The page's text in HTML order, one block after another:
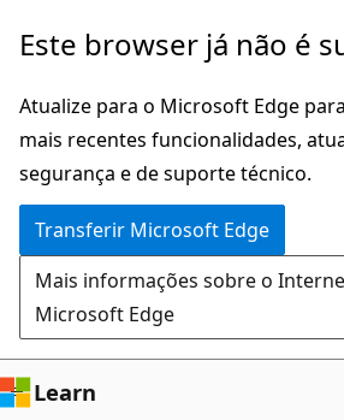
Saltar
o
conteúdo
principal
Este browser já não é
Atualize para o Microsoft Edge
mais recentes funcionalidades,
segurança e de suporte técnico.
Transferir Microsoft Edge
Mais informações sobre o
Microsoft Edge
Learn